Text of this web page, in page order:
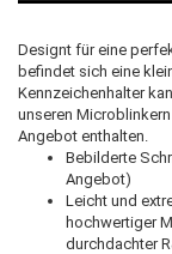
Designt für eine
befindet sich eine
Kennzeichenhalter
unseren
Angebot enthalten.
Bebilderte
Angebot)
Leicht und
hochwertiger
durchdachter